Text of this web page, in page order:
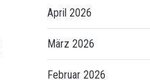
April 2026
März 2026
Februar 2026